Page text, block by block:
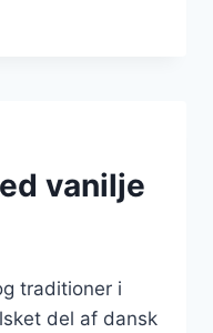
vanilje
traditioner i
del af dansk